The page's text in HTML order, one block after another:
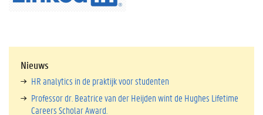
Nieuws
HR analytics in de praktijk voor studenten
Professor dr. Beatrice van der Heijden wint de Hughes Lifetime
Careers Scholar Award.